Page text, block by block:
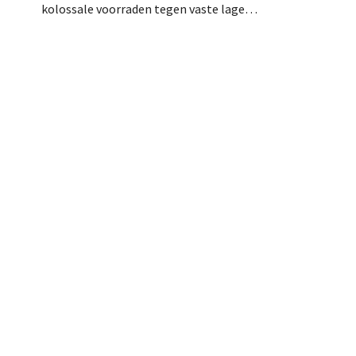
kolossale voorraden tegen vaste lage